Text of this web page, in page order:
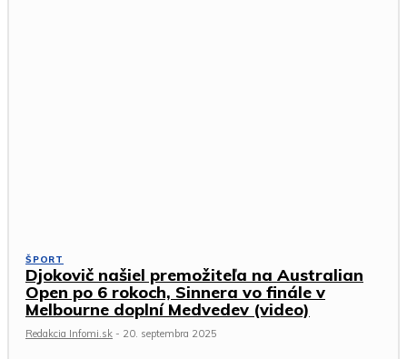
ŠPORT
Djokovič našiel premožiteľa na Australian
Open po 6 rokoch, Sinnera vo finále v
Melbourne doplní Medvedev (video)
Redakcia Infomi.sk - 20. septembra 2025